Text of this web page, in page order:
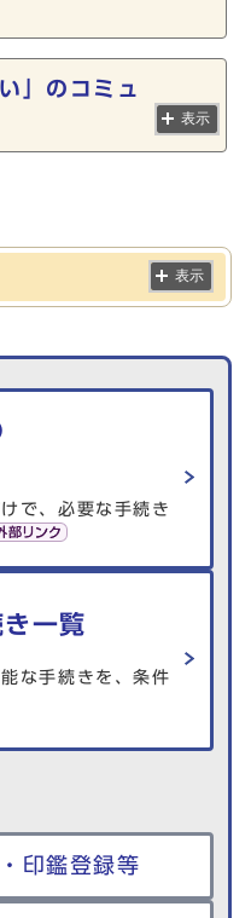
」のコミュ
表示
表示
で、必要な手続き
一覧
な手続きを、条件
印鑑登録等